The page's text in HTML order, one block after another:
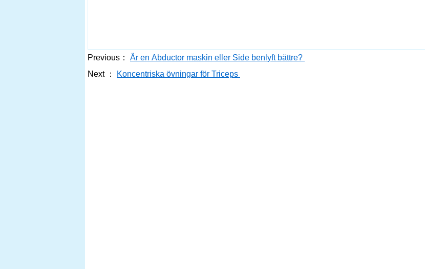
Previous：
Är en Abductor maskin eller Side benlyft bättre?
Next ：
Koncentriska övningar för Triceps